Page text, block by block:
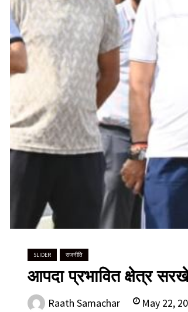
भारी से बहुत भारी
संवेदनशील स्थलों का
SLIDER राजनीति
आपदा प्रभावित क्षेत्र
Raath Samachar May 22,